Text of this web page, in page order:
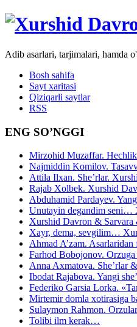
Adib asarlari, tarjimalari, hamda
Bosh sahifa
Sayt xaritasi
Qiziqarli saytlar
RSS
ENG SO’NGGI
Mirzohid Muzaffar.
Najmiddin Komilov.
Attila Ilxan. She’rlar.
Rajab Xolbek. Xurshid
Abduhamid Pardayev.
Unutayin degandim seni…
Xurshid Davron &
Xayr, dema, sevgilim…
Ahmad A’zam.
Farhod Bobojonov.
Anna Axmatova. She’rlar
Ibodat Rajabova. Yangi
Federiko Garsia Lorka.
Mirtemir domla xotirasiga
Sulaymon Rahmon.
Tolibi ilm kerak…